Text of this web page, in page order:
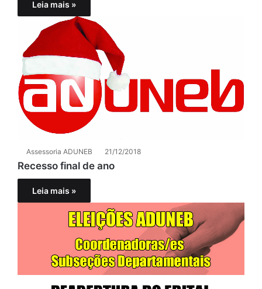
Leia mais »
Assessoria ADUNEB 21/12/2018
Recesso final de ano
Leia mais »